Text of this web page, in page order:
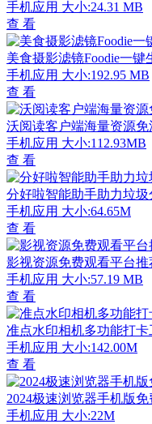
手机应用 大小:24.31 MB
查 看
美食摄影滤镜Foodie一键
手机应用 大小:192.95 MB
查 看
沃阅读客户端海量资源免
手机应用 大小:112.93MB
查 看
分好啦智能助手助力垃圾
手机应用 大小:64.65M
查 看
影视资源免费观看平台推
手机应用 大小:57.19 MB
查 看
准点水印相机多功能打卡
手机应用 大小:142.00M
查 看
2024极速浏览器手机版
手机应用 大小:22M